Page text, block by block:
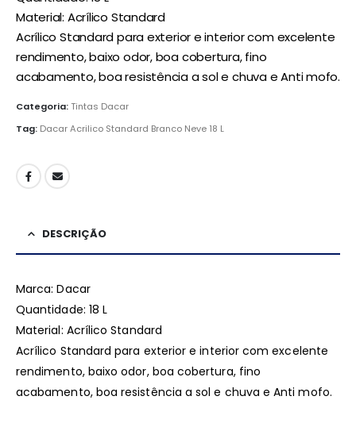
Material: Acrílico Standard
Acrílico Standard para exterior e interior com excelente
rendimento, baixo odor, boa cobertura, fino
acabamento, boa resistência a sol e chuva e Anti mofo.
Categoria:Tintas Dacar
Tag: Dacar Acrilico Standard Branco Neve 18 L
DESCRIÇÃO
Marca: Dacar
Quantidade: 18 L
Material: Acrílico Standard
Acrílico Standard para exterior e interior com excelente
rendimento, baixo odor, boa cobertura, fino
acabamento, boa resistência a sol e chuva e Anti mofo.